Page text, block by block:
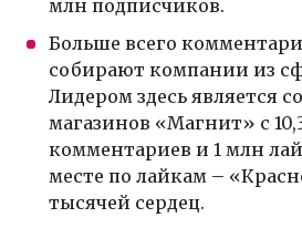
млн подписчиков.
Больше всего
собирают компании из
Лидером здесь является
магазинов «Магнит» с
комментариев и 1 млн
месте по лайкам –
тысячей сердец.